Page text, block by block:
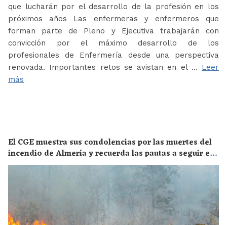
que lucharán por el desarrollo de la profesión en los
próximos años Las enfermeras y enfermeros que
forman parte de Pleno y Ejecutiva trabajarán con
convicción por el máximo desarrollo de los
profesionales de Enfermería desde una perspectiva
renovada. Importantes retos se avistan en el … Leer
más
El CGE muestra sus condolencias por las muertes del
incendio de Almería y recuerda las pautas a seguir en
el caso de encontrarse cerca de un fuego